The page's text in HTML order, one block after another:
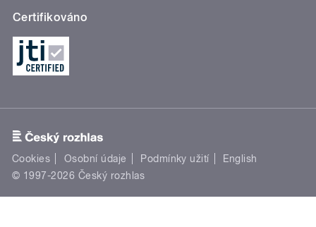
Certifikováno
Cookies Osobní údaje Podmínky užití
English
© 1997-2026 Český rozhlas